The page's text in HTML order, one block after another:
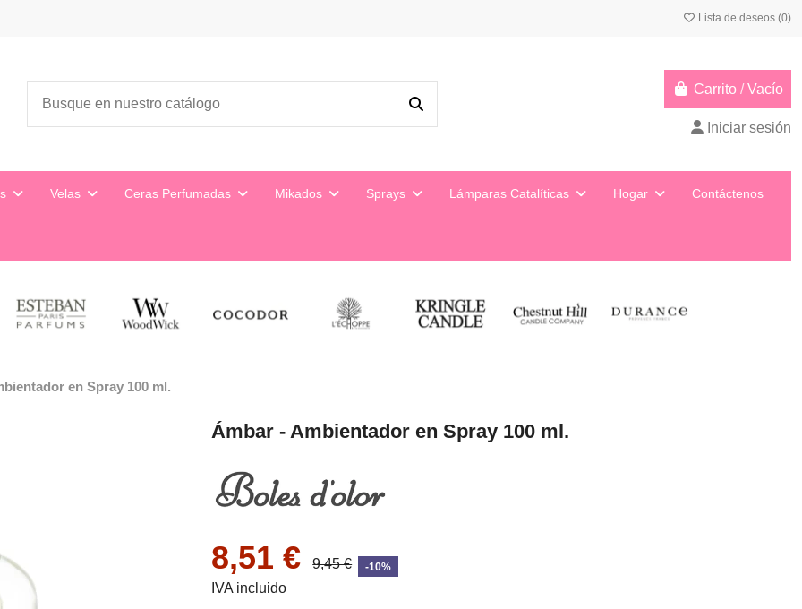
Lista de deseos (0)
Carrito /Vacío
Iniciar sesión
Velas Ceras Perfumadas Mikados Sprays Lámparas Catalíticas Hogar Contáctenos
en Spray 100 ml.
Ámbar - Ambientador en Spray 100 ml.
8,51 € 9,45 € -10%
IVA incluido